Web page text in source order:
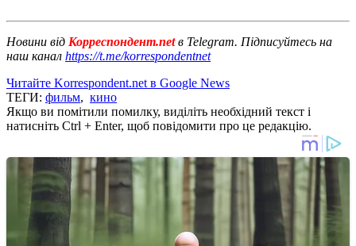
Новини від Корреспондент.netв Telegram. Підписуйтесь на
наш канал https://t.me/korrespondentnet
Читайте Korrespondent.net в Google News
ТЕГИ: фильм, кино
Якщо ви помітили помилку, виділіть необхідний текст і
натисніть Ctrl + Enter, щоб повідомити про це редакцію.